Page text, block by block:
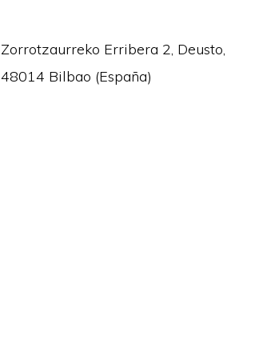
Zorrotzaurreko Erribera 2, Deusto,
48014 Bilbao (España)